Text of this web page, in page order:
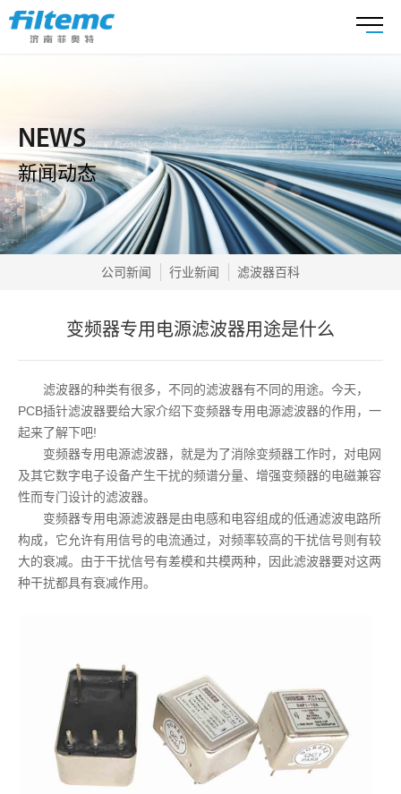
NEWS
新闻动态
公司新闻 行业新闻 滤波器百科
变频器专用电源滤波器用途是什么
滤波器的种类有很多，不同的滤波器有不同的用途。今天，
PCB插针滤波器要给大家介绍下变频器专用电源滤波器的作用，一
起来了解下吧!
变频器专用电源滤波器，就是为了消除变频器工作时，对电网
及其它数字电子设备产生干扰的频谱分量、增强变频器的电磁兼容
性而专门设计的滤波器。
变频器专用电源滤波器是由电感和电容组成的低通滤波电路所
构成，它允许有用信号的电流通过，对频率较高的干扰信号则有较
大的衰减。由于干扰信号有差模和共模两种，因此滤波器要对这两
种干扰都具有衰减作用。